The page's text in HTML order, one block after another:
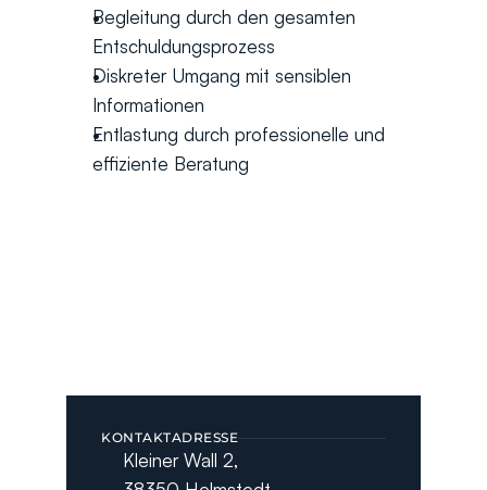
Begleitung durch den gesamten
Entschuldungsprozess
Diskreter Umgang mit sensiblen
Informationen
Entlastung durch professionelle und
effiziente Beratung
KONTAKTADRESSE
Kleiner Wall 2,